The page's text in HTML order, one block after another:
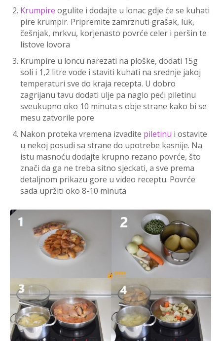
Krumpire ogulite i dodajte u lonac gdje će se kuhati
pire krumpir. Pripremite zamrznuti grašak, luk,
češnjak, mrkvu, korjenasto povrće celer i peršin te
listove lovora
Krumpire u loncu narezati na ploške, dodati 15g
soli i 1,2 litre vode i staviti kuhati na srednje jakoj
temperaturi sve do kraja recepta. U dobro
zagrijanu tavu dodati ulje pa naglo peći piletinu
sveukupno oko 10 minuta s obje strane kako bi se
mesu zatvorile pore
Nakon proteka vremena izvadite piletinu i ostavite
u nekoj posudi sa strane do upotrebe kasnije. Na
istu masnoću dodajte krupno rezano povrće, što
znači da ga ne treba sitno sjeckati, a sve prema
detaljnom prikazu gore u video receptu. Povrće
sada upržiti oko 8-10 minuta